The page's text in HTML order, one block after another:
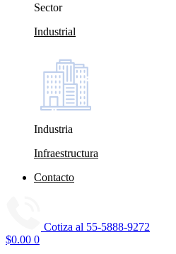
Sector
Industrial
Industria
Infraestructura
Contacto
Cotiza al 55-5888-9272
$0.00 0